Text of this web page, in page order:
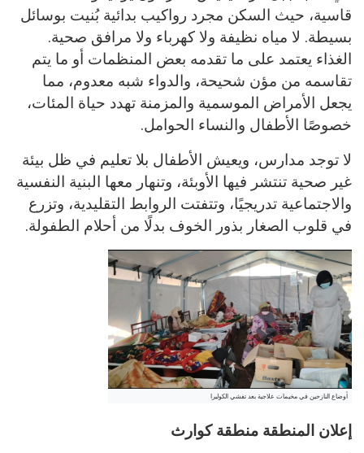
قاسية، حيث السكن مجرد رواكيب بدائية بُنيت بوسائل
بسيطة. لا مياه نظيفة ولا كهرباء ولا مرافق صحية.
الغذاء يعتمد على ما تقدمه بعض المنظمات أو ما يتم
تقاسمه من مؤن شحيحة، والدواء شبه معدوم، مما
يجعل الأمراض الموسمية والمزمنة تهدد حياة المئات،
خصوصًا الأطفال والنساء الحوامل.
لا توجد مدارس، ويعيش الأطفال بلا تعليم في ظل بيئة
غير صحية تنتشر فيها الأوبئة، وتنهار معها البنية النفسية
والاجتماعية تدريجيًا، وتتفتت الروابط التقليدية، وتزرع
في قلوب الصغار بذور الخوف بدلًا من أحلام الطفولة.
أوضاع النازحين في مخيمات علاجية بعد تفشي الكوليرا
إعلان المنطقة منطقة كوارث